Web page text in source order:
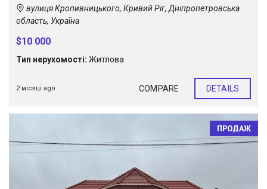
вулиця Кропивницького, Кривий Ріг, Дніпропетровська
область, Україна
$10 000
Тип нерухомості: Житлова
2 місяці ago COMPARE DETAILS
ПРОДАЖ